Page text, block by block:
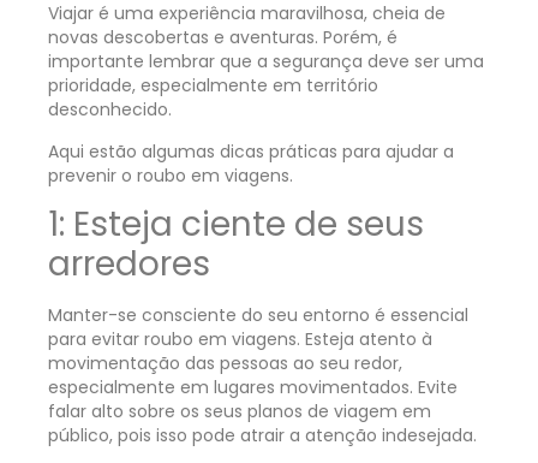
Viajar é uma experiência maravilhosa, cheia de
novas descobertas e aventuras. Porém, é
importante lembrar que a segurança deve ser uma
prioridade, especialmente em território
desconhecido.
Aqui estão algumas dicas práticas para ajudar a
prevenir o roubo em viagens.
1: Esteja ciente de seus
arredores
Manter-se consciente do seu entorno é essencial
para evitar roubo em viagens. Esteja atento à
movimentação das pessoas ao seu redor,
especialmente em lugares movimentados. Evite
falar alto sobre os seus planos de viagem em
público, pois isso pode atrair a atenção indesejada.